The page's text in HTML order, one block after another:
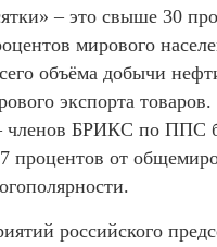
– это свыше 30
мирового
объёма добычи
экспорта
членов БРИКС по ППС
процентов от
российского